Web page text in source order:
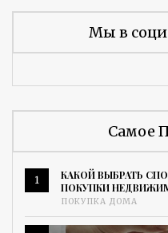
Мы в
Самое
1
КАКОЙ ВЫБРАТЬ
ПОКУПКИ
ПОКУПКА ДОМА